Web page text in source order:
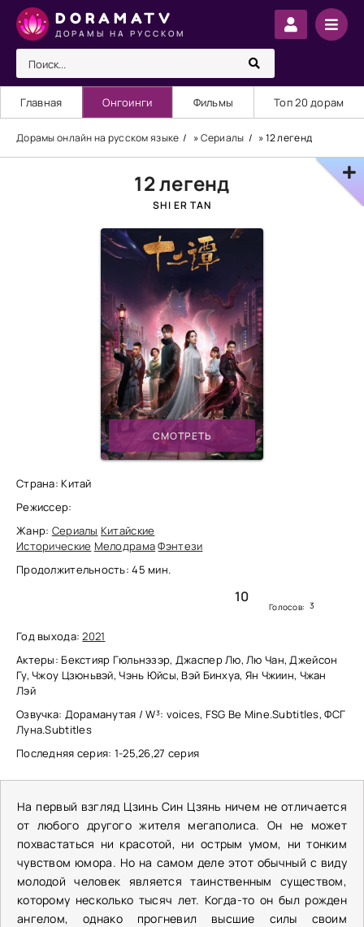
DORAMATV
ДОРАМЫ НА РУССКОМ
Главная Онгоинги Фильмы Топ 20 дорам
Дорамы онлайн на русском языке »Сериалы » 12 легенд
12 легенд
SHI ER TAN
СМОТРЕТЬ
Страна: Китай
Режиссер:
Жанр: Сериалы Китайские
Исторические МелодрамаФэнтези
Продолжительность: 45 мин.
10
Голосов: 3
Год выхода:2021
Актеры: Бекстияр Гюльнэзэр, Джаспер Лю, Лю Чан, Джейсон
Гу, Чжоу Цзюньвэй, Чэнь Юйсы, Вэй Бинхуа, Ян Чжиин, Чжан
Лэй
Озвучка: Дораманутая / W³: voices, FSG Be Mine.Subtitles, ФСГ
Луна.Subtitles
Последняя серия: 1-25,26,27 серия
На первый взгляд Цзинь Син Цзянь ничем не отличается
от любого другого жителя мегаполиса. Он не может
похвастаться ни красотой, ни острым умом, ни тонким
чувством юмора. Но на самом деле этот обычный с виду
молодой человек является таинственным существом,
которому несколько тысяч лет. Когда-то он был рожден
ангелом, однако прогневил высшие силы своим